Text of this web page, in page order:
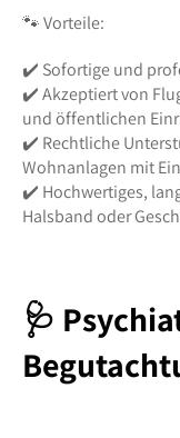
🐾 Vorteile:
✔️ Sofortige und
✔️ Akzeptiert von
und öffentlichen
✔️ Rechtliche
Wohnanlagen mit
✔️ Hochwertiges,
Halsband oder
🩺